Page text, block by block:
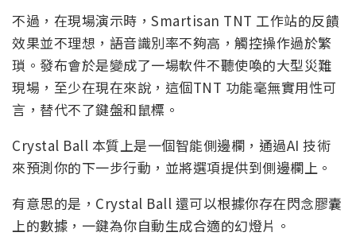
不過，在現場演示時，Smartisan TNT 工作站的反饋
效果並不理想，語音識別率不夠高，觸控操作過於繁
瑣。發布會於是變成了一場軟件不聽使喚的大型災難
現場，至少在現在來說，這個TNT 功能毫無實用性可
言，替代不了鍵盤和鼠標。
Crystal Ball 本質上是一個智能側邊欄，通過AI 技術
來預測你的下一步行動，並將選項提供到側邊欄上。
有意思的是，Crystal Ball 還可以根據你存在閃念膠囊
上的數據，一鍵為你自動生成合適的幻燈片。